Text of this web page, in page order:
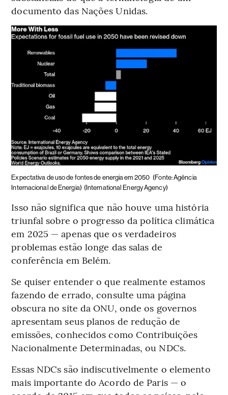
documento das Nações Unidas.
Expectativa de uso de fontes de energia em 2050 (Fonte: Agência
Internacional de Energia) (International Energy Agency)
Isso não significa que não houve uma história
triunfal sobre o progresso da política climática
em 2025 — apenas que os verdadeiros
problemas estão longe das salas de
conferência em Belém.
Se quiser entender o que realmente estamos
fazendo de errado, consulte uma página
obscura no site da ONU, onde os governos
apresentam seus planos de redução de
emissões, conhecidos como Contribuições
Nacionalmente Determinadas, ou NDCs.
Essas NDCs são indiscutivelmente o elemento
mais importante do Acordo de Paris — o